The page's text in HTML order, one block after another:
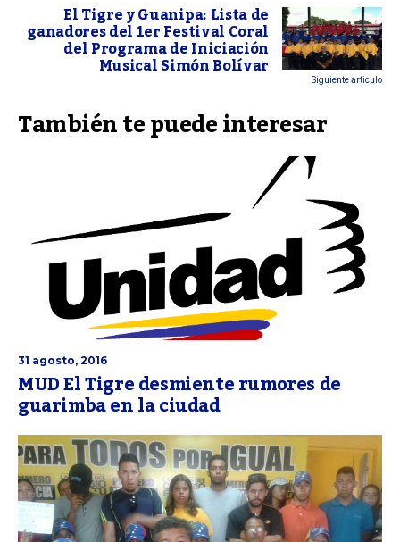
El Tigre y Guanipa: Lista de
ganadores del 1er Festival Coral
del Programa de Iniciación
Musical Simón Bolívar Siguiente articulo
También te puede interesar
31 agosto, 2016
MUD El Tigre desmiente rumores de
guarimba en la ciudad